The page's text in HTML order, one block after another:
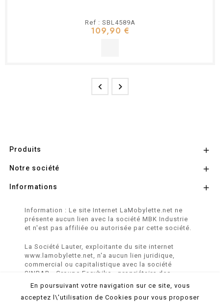
Ref : SBL4589A
109,90 €
 
Produits 
Notre société 
Informations 
Information : Le site Internet LaMobylette.net ne
présente aucun lien avec la société MBK Industrie
et n'est pas affiliée ou autorisée par cette société.
La Société Lauter, exploitante du site internet
www.lamobylette.net, n'a aucun lien juridique,
commercial ou capitalistique avec la société
SINBAR - Groupe Easybike - propriétaire des
marques SOLEX, VELOSOLEX, SOLEXINE et E-
SOLEX.
En poursuivant votre navigation sur ce site, vous
acceptez l\'utilisation de Cookies pour vous proposer